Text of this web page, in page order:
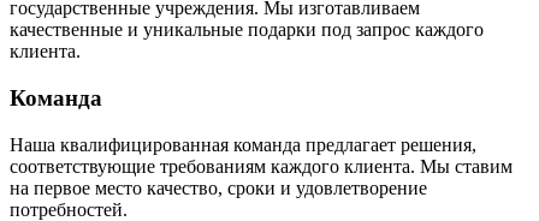
государственные учреждения. Мы изготавливаем
качественные и уникальные подарки под запрос каждого
клиента.
Команда
Наша квалифицированная команда предлагает решения,
соответствующие требованиям каждого клиента. Мы ставим
на первое место качество, сроки и удовлетворение
потребностей.